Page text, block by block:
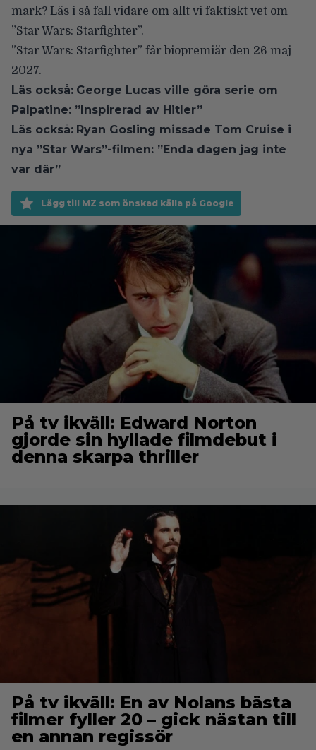
mark? Läs i så fall vidare om allt vi faktiskt vet om
”Star Wars: Starfighter”.
”Star Wars: Starfighter” får biopremiär den 26 maj
2027.
Läs också: George Lucas ville göra serie om
Palpatine: ”Inspirerad av Hitler”
Läs också: Ryan Gosling missade Tom Cruise i
nya ”Star Wars”-filmen: ”Enda dagen jag inte
var där”
Lägg till MZ som önskad källa på Google
På tv ikväll: Edward Norton
gjorde sin hyllade filmdebut i
denna skarpa thriller
På tv ikväll: En av Nolans bästa
filmer fyller 20 – gick nästan till
en annan regissör